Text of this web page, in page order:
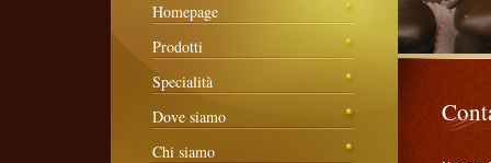
Homepage
Prodotti
Specialità
Dove siamo
Chi siamo